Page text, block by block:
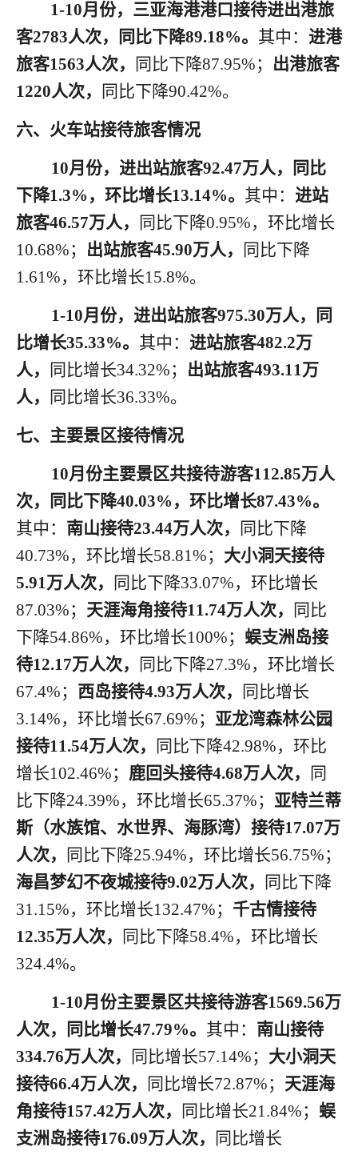
1-10月份，三亚海港港口接待进出港旅
客2783人次，同比下降89.18%。 其中： 进港
旅客1563人次， 同比下降87.95%； 出港旅客
1220人次，
同比下降90.42%。
六、火车站接待旅客情况
10月份，进出站旅客92.47万人，同比
下降1.3%，环比增长13.14%。 其中： 进站
旅客46.57万人， 同比下降0.95%，环比增长
10.68%； 出站旅客45.90万人，
同比下降
1.61%，环比增长15.8%。
1-10月份，进出站旅客975.30万人，同
比增长35.33%。 其中： 进站旅客482.2万
人，
同比增长34.32%； 出站旅客493.11万
人，
同比增长36.33%。
七、主要景区接待情况
10月 份主要景区共接待游客112.85万人
次，同比下降40.03%，环比增长87.43%。
其中： 南山接待23.44万人次，
同比下降
40.73%，环比增长58.81%； 大小洞天接待
5.91万人次，
同比下降33.07%，环比增长
87.03%； 天涯海角接待11.74万人次，
同比
下降54.86%，环比增长100%； 蜈支洲岛接
待12.17万人次， 同比下降27.3%，环比增长
67.4%； 西岛接待4.93万人次，
同比增长
3.14%，环比增长67.69%； 亚龙湾森林公园
接待11.54万人次， 同比下降42.98%，环比
增长102.46%； 鹿回头接待4.68万人次，
同
比下降24.39%，环比增长65.37%； 亚特兰蒂
斯（水族馆、水世界、海豚湾）接待17.07万
人次，
同比下降25.94%，环比增长56.75%；
海昌梦幻不夜城接待9.02万人次，
同比下降
31.15%，环比增长132.47%； 千古情接待
12.35万人次，
同比下降58.4%，环比增长
324.4%。
1-10月 份主要景区共接待游客1569.56万
人次，同比增长47.79%。 其中： 南山接待
334.76万人次，
同比增长57.14%； 大小洞天
接待66.4万人次， 同比增长72.87%； 天涯海
角接待157.42万人次， 同比增长21.84%； 蜈
支洲岛接待176.09万人次，
同比增长